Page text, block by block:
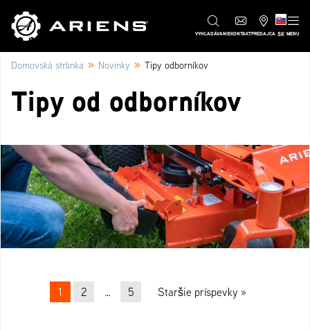
VYHĽADÁVANIEKONTAKTPREDAJCA SK MENU
Domovská stránka » Novinky » Tipy odborníkov
Tipy od odborníkov
Beitrags-Navigation
1 2 … 5 Staršie príspevky